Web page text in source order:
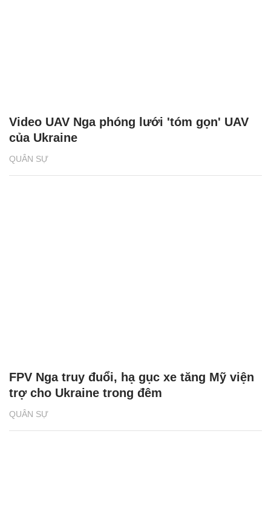
QUÂN SỰ
Video UAV Nga phóng lưới 'tóm gọn' UAV
của Ukraine
QUÂN SỰ
FPV Nga truy đuổi, hạ gục xe tăng Mỹ viện
trợ cho Ukraine trong đêm